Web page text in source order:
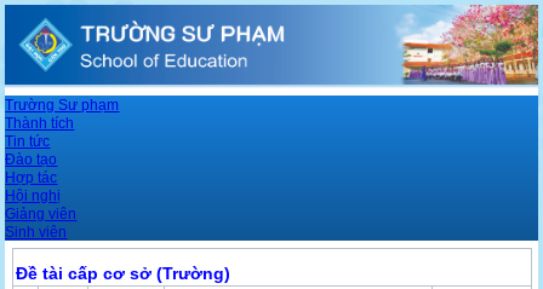
Trường Sư phạm
Thành tích
Tin tức
Đào tạo
Hợp tác
Hội nghị
Giảng viên
Sinh viên
Đề tài cấp cơ sở (Trường)